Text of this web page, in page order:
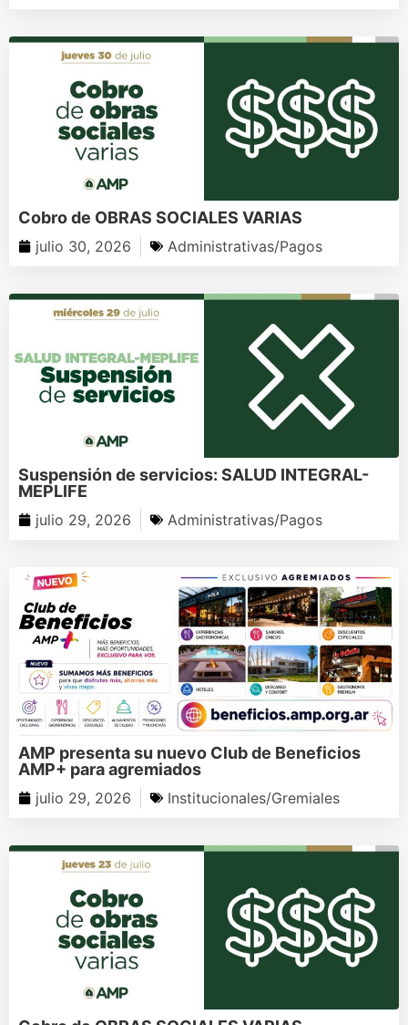
Cobro de OBRAS SOCIALES VARIAS
julio 30, 2026 Administrativas/Pagos
Suspensión de servicios: SALUD INTEGRAL-
MEPLIFE
julio 29, 2026 Administrativas/Pagos
AMP presenta su nuevo Club de Beneficios
AMP+ para agremiados
julio 29, 2026 Institucionales/Gremiales